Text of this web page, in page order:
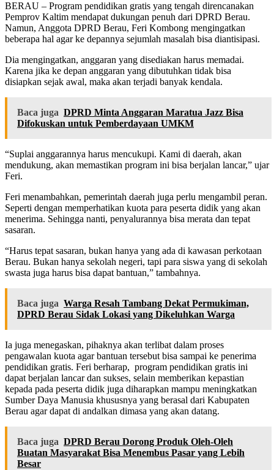
BERAU – Program pendidikan gratis yang tengah direncanakan
Pemprov Kaltim mendapat dukungan penuh dari DPRD Berau.
Namun, Anggota DPRD Berau, Feri Kombong mengingatkan
beberapa hal agar ke depannya sejumlah masalah bisa diantisipasi.
Dia mengingatkan, anggaran yang disediakan harus memadai.
Karena jika ke depan anggaran yang dibutuhkan tidak bisa
disiapkan sejak awal, maka akan terjadi banyak kendala.
Baca juga DPRD Minta Anggaran Maratua Jazz Bisa
Difokuskan untuk Pemberdayaan UMKM
“Suplai anggarannya harus mencukupi. Kami di daerah, akan
mendukung, akan memastikan program ini bisa berjalan lancar,” ujar
Feri.
Feri menambahkan, pemerintah daerah juga perlu mengambil peran.
Seperti dengan memperhatikan kuota para peserta didik yang akan
menerima. Sehingga nanti, penyalurannya bisa merata dan tepat
sasaran.
“Harus tepat sasaran, bukan hanya yang ada di kawasan perkotaan
Berau. Bukan hanya sekolah negeri, tapi para siswa yang di sekolah
swasta juga harus bisa dapat bantuan,” tambahnya.
Baca juga Warga Resah Tambang Dekat Permukiman,
DPRD Berau Sidak Lokasi yang Dikeluhkan Warga
Ia juga menegaskan, pihaknya akan terlibat dalam proses
pengawalan kuota agar bantuan tersebut bisa sampai ke penerima
pendidikan gratis. Feri berharap, program pendidikan gratis ini
dapat berjalan lancar dan sukses, selain memberikan kepastian
kepada pada peserta didik juga diharapkan mampu meningkatkan
Sumber Daya Manusia khususnya yang berasal dari Kabupaten
Berau agar dapat di andalkan dimasa yang akan datang.
Baca juga DPRD Berau Dorong Produk Oleh-Oleh
Buatan Masyarakat Bisa Menembus Pasar yang Lebih
Besar